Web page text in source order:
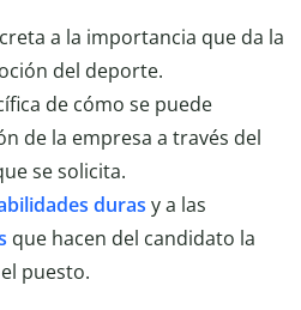
a la importancia que da la
del deporte.
de cómo se puede
de la empresa a través del
se solicita.
duras y a las
que hacen del candidato la
puesto.